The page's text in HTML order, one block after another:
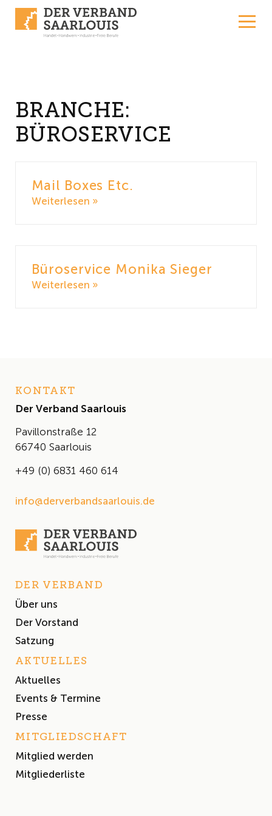
BRANCHE:
BÜROSERVICE
Mail Boxes Etc.
Weiterlesen »
Büroservice Monika Sieger
Weiterlesen »
KONTAKT
Der Verband Saarlouis
Pavillonstraße 12
66740 Saarlouis
+49 (0) 6831 460 614
info@derverbandsaarlouis.de
DER VERBAND
Über uns
Der Vorstand
Satzung
AKTUELLES
Aktuelles
Events & Termine
Presse
MITGLIEDSCHAFT
Mitglied werden
Mitgliederliste